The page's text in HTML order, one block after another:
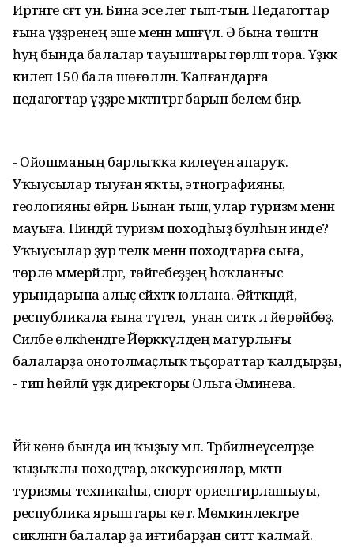
Иртәнге сәғәт ун. Бина эсе әлегә тып-тын. Педагогтар
ғына үҙҙәренең эше менән мәшғүл. Ә бына төштән
һуң бында балалар тауыштары гөрләп тора. Үҙәккә
килеп 150 бала шөғөлләнә. Ҡалғандарға
педагогтар үҙҙәре мәктәптәргә барып белем бирә.
- Ойошманың барлыҡҡа килеүенә апаруҡ.
Уҡыусылар тыуған яҡты, этнографияны,
геологияны өйрәнә. Бынан тыш, улар туризм менән
мауыға. Ниндәй туризм походһыҙ булһын инде?
Уҡыусылар ҙур теләк менән походтарға сыға,
төрлө мәмерйәләргә, төйәгебеҙҙең һоҡланғыс
урындарына алыҫ сәйәхәткә юллана. Әйткәндәй,
республикала ғына түгел, ә унан ситкә лә йөрөйбөҙ.
Силәбе өлкәһендәге Йөрәккүлдең матурлығы
балаларҙа онотолмаҫлыҡ тәьҫораттар ҡалдырҙы,
- тип һөйләй үҙәк директоры Ольга Әминева.
Йәй көнө бында иң ҡыҙыу мәл. Тәрбиәләнеүселәрҙе
ҡыҙыҡлы походтар, экскурсиялар, мәктәп
туризмы техникаһы, спорт ориентирлашыуы,
республика ярыштары көтә. Мөмкинлектәре
сикләнгән балалар ҙа иғтибарҙан ситтә ҡалмай.